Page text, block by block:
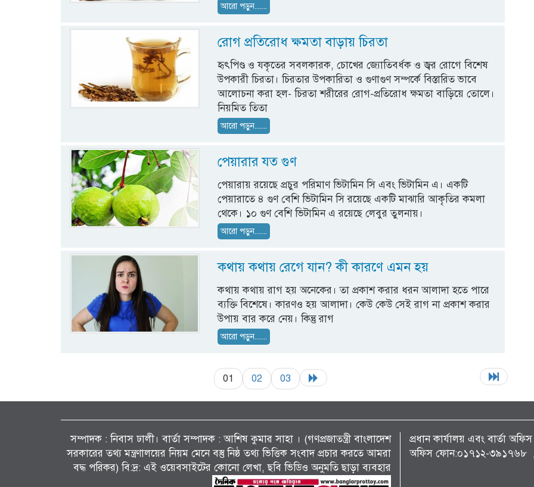
আরো পড়ুন.......
রোগ প্রতিরোধ ক্ষমতা বাড়ায় চিরতা
হৃৎপিণ্ড ও যকৃতের সবলকারক, চোখের জ্যোতিবর্ধক ও জ্বর রোগে বিশেষ
উপকারী চিরতা। চিরতার উপকারিতা ও গুণাগুণ সম্পর্কে বিস্তারিত ভাবে
আলোচনা করা হল- চিরতা শরীরের রোগ-প্রতিরোধ ক্ষমতা বাড়িয়ে তোলে।
নিয়মিত তিতা
আরো পড়ুন.......
পেয়ারার যত গুণ
পেয়ারায় রয়েছে প্রচুর পরিমাণ ভিটামিন সি এবং ভিটামিন এ। একটি
পেয়ারাতে ৪ গুণ বেশি ভিটামিন সি রয়েছে একটি মাঝারি আকৃতির কমলা
থেকে। ১০ গুণ বেশি ভিটামিন এ রয়েছে লেবুর তুলনায়।
আরো পড়ুন.......
কথায় কথায় রেগে যান? কী কারণে এমন হয়
কথায় কথায় রাগ হয় অনেকের। তা প্রকাশ করার ধরন আলাদা হতে পারে
ব্যক্তি বিশেষে। কারণও হয় আলাদা। কেউ কেউ সেই রাগ না প্রকাশ করার
উপায় বার করে নেয়। কিন্তু রাগ
আরো পড়ুন.......
01 02 03
সম্পাদক : নিবাস ঢালী। বার্তা সম্পাদক : আশিষ কুমাৱ সাহা । (গণপ্রজাতন্ত্রী বাংলাদেশ
সরকারের তথ্য মন্ত্রণালয়ের নিয়ম মেনে বস্তু নিষ্ঠ তথ্য ভিত্তিক সংবাদ প্রচার করতে আমরা
বদ্ধ পরিকর) বি:দ্র: এই ওয়েবসাইটের কোনো লেখা, ছবি ভিডিও অনুমতি ছাড়া ব্যবহার
প্রধান কার্যালয় এবং বার্তা
অফিস ফোন:০১৭১২-৩৯১৭৬৮